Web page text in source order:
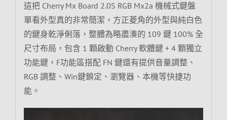
這把 Cherry Mx Board 2.0S RGB Mx2a 機械式鍵盤
單看外型真的非常簡潔，方正菱角的外型與純白色
的鍵身乾淨俐落，整體為略盡湊的 109 鍵 100% 全
尺寸布局，包含 1 顆啟動 Cherry 軟體鍵 + 4 顆獨立
功能鍵，F功能區搭配 FN 鍵還有提供音量調整、
RGB 調整、Win鍵鎖定、瀏覽器、本機等快捷功
能。